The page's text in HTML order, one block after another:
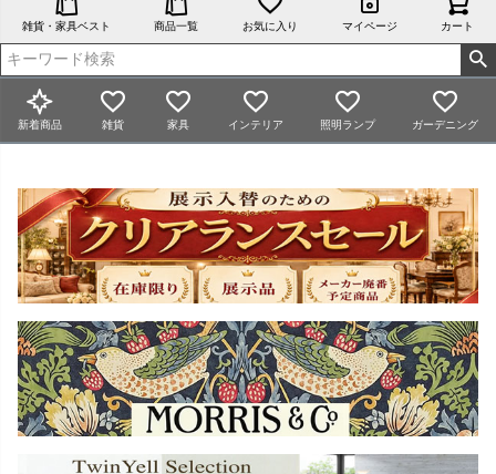
雑貨・家具ベスト 商品一覧 お気に入り マイページ カート
新着商品 雑貨 家具 インテリア 照明ランプ ガーデニング